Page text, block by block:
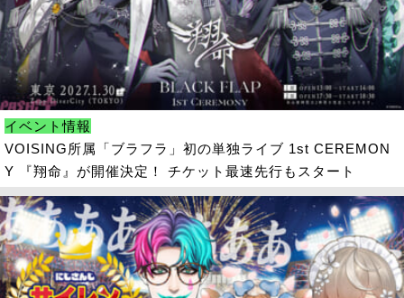
イベント情報
VOISING所属「ブラフラ」初の単独ライブ 1st CEREMON
Y 『翔命』が開催決定！ チケット最速先行もスタート